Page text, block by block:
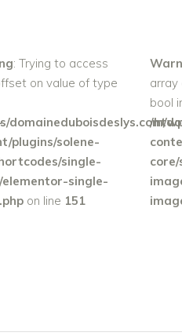
: Trying to access
on value of type
domaineduboisdeslys.com/
plugins/solene-
single-
elementor-single-
on line 151
array
bool
/